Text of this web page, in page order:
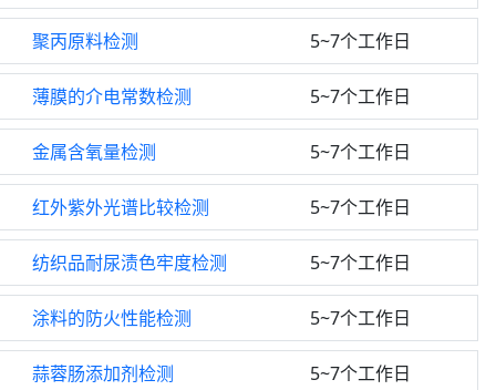
聚丙原料检测 5~7个工作日
薄膜的介电常数检测 5~7个工作日
金属含氧量检测 5~7个工作日
红外紫外光谱比较检测 5~7个工作日
纺织品耐尿渍色牢度检测 5~7个工作日
涂料的防火性能检测 5~7个工作日
蒜蓉肠添加剂检测 5~7个工作日